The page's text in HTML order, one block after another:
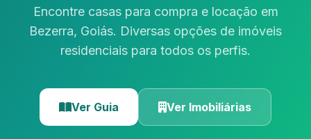
Encontre casas para compra e locação em
Bezerra, Goiás. Diversas opções de imóveis
residenciais para todos os perfis.
Ver Guia Ver Imobiliárias